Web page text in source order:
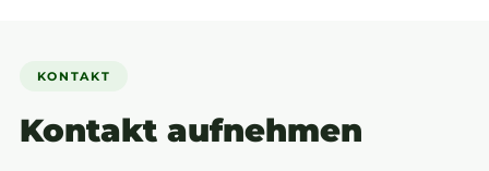
KONTAKT
Kontakt aufnehmen